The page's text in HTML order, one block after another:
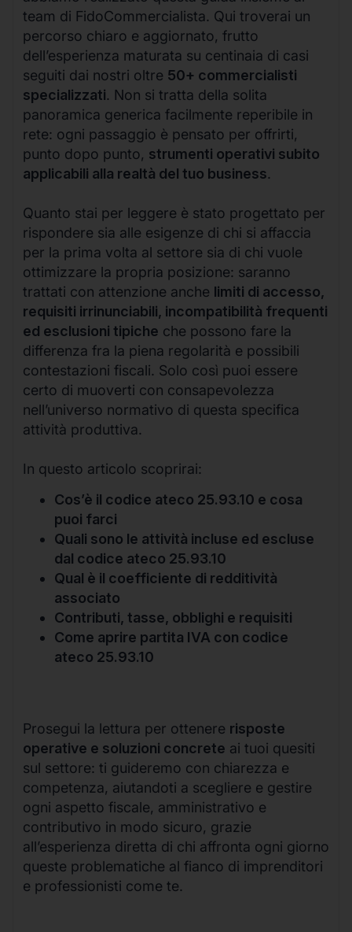
team di FidoCommercialista. Qui troverai un
percorso chiaro e aggiornato, frutto
dell’esperienza maturata su centinaia di casi
seguiti dai nostri oltre 50+ commercialisti
specializzati. Non si tratta della solita
panoramica generica facilmente reperibile in
rete: ogni passaggio è pensato per offrirti,
punto dopo punto, strumenti operativi subito
applicabili alla realtà del tuo business.
Quanto stai per leggere è stato progettato per
rispondere sia alle esigenze di chi si affaccia
per la prima volta al settore sia di chi vuole
ottimizzare la propria posizione: saranno
trattati con attenzione anche limiti di accesso,
requisiti irrinunciabili, incompatibilità frequenti
ed esclusioni tipiche che possono fare la
differenza fra la piena regolarità e possibili
contestazioni fiscali. Solo così puoi essere
certo di muoverti con consapevolezza
nell’universo normativo di questa specifica
attività produttiva.
In questo articolo scoprirai:
Cos’è il codice ateco 25.93.10 e cosa
puoi farci
Quali sono le attività incluse ed escluse
dal codice ateco 25.93.10
Qual è il coefficiente di redditività
associato
Contributi, tasse, obblighi e requisiti
Come aprire partita IVA con codice
ateco 25.93.10
Prosegui la lettura per ottenere risposte
operative e soluzioni concrete ai tuoi quesiti
sul settore: ti guideremo con chiarezza e
competenza, aiutandoti a scegliere e gestire
ogni aspetto fiscale, amministrativo e
contributivo in modo sicuro, grazie
all’esperienza diretta di chi affronta ogni giorno
queste problematiche al fianco di imprenditori
e professionisti come te.